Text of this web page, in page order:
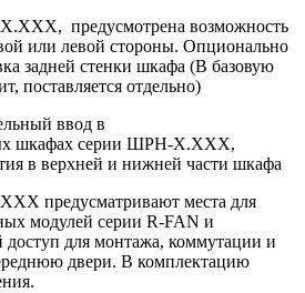
предусмотрена возможность
или левой стороны. Опционально
задней стенки шкафа (В базовую
поставляется отдельно)
ввод в
шкафах серии ШРН-Х.ХХХ,
в верхней и нижней части шкафа
предусматривают места для
модулей серии R-FAN и
для монтажа, коммутации и
двери. В комплектацию